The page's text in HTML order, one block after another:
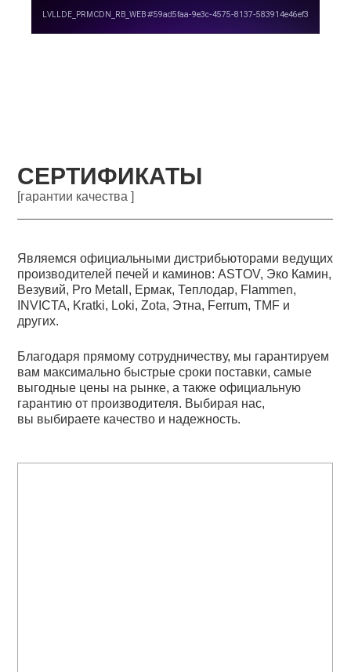
СЕРТИФИКАТЫ
[гарантии качества ]
Являемся официальными дистрибьюторами ведущих
производителей печей и каминов: ASTOV, Эко Камин,
Везувий, Pro Metall, Ермак, Теплодар, Flammen,
INVICTA, Kratki, Loki, Zota, Этна, Ferrum, TMF и
других.
Благодаря прямому сотрудничеству, мы гарантируем
вам максимально быстрые сроки поставки, самые
выгодные цены на рынке, а также официальную
гарантию от производителя. Выбирая нас,
вы выбираете качество и надежность.